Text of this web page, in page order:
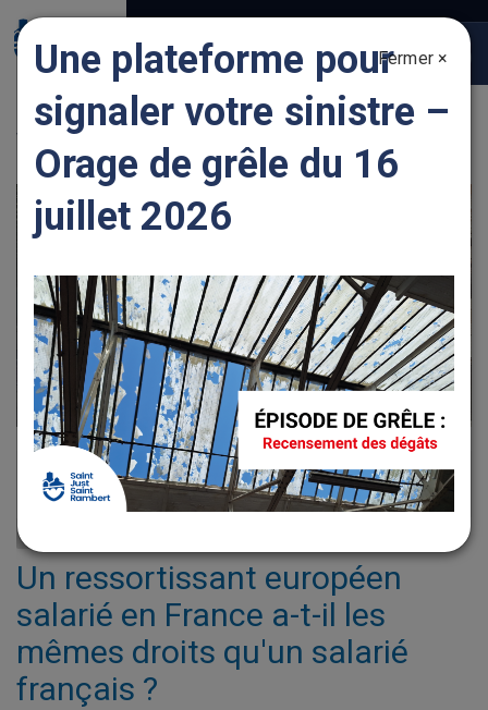
VOIRIE
Un ressortissant européen
salarié en France a-t-il les
mêmes droits qu'un salarié
français ?
Fermer ×
Une plateforme pour
signaler votre sinistre –
Orage de grêle du 16
juillet 2026